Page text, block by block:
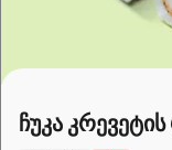
Leaflet |
ჩუკა